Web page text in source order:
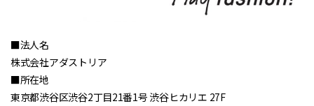
■法人名
株式会社アダストリア
■所在地
東京都渋谷区渋谷2丁目21番1号 渋谷ヒカリエ 27F